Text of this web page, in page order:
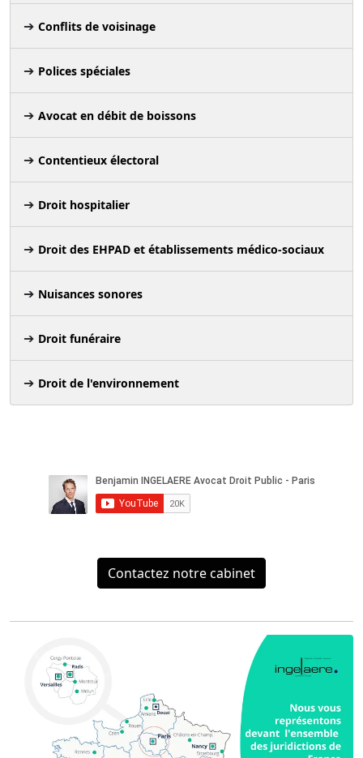
Conflits de voisinage
Polices spéciales
Avocat en débit de boissons
Contentieux électoral
Droit hospitalier
Droit des EHPAD et établissements médico-sociaux
Nuisances sonores
Droit funéraire
Droit de l'environnement
Contactez notre cabinet